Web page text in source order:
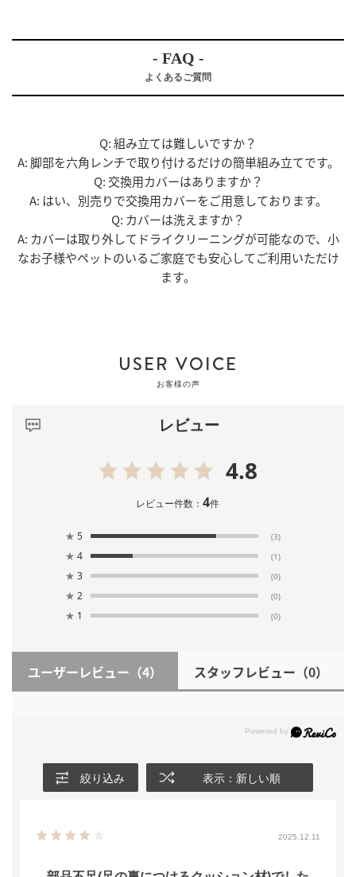
- FAQ -
よくあるご質問
Q: 組み立ては難しいですか？
A: 脚部を六角レンチで取り付けるだけの簡単組み立てです。
Q: 交換用カバーはありますか？
A: はい、別売りで交換用カバーをご用意しております。
Q: カバーは洗えますか？
A: カバーは取り外してドライクリーニングが可能なので、小
なお子様やペットのいるご家庭でも安心してご利用いただけ
ます。
USER VOICE
お客様の声
レビュー
4.8
レビュー件数：4件
★ 5 (3)
★ 4 (1)
★ 3 (0)
★ 2 (0)
★ 1 (0)
ユーザーレビュー （4） スタッフレビュー （0）
絞り込み 表示：新しい順
2025.12.11